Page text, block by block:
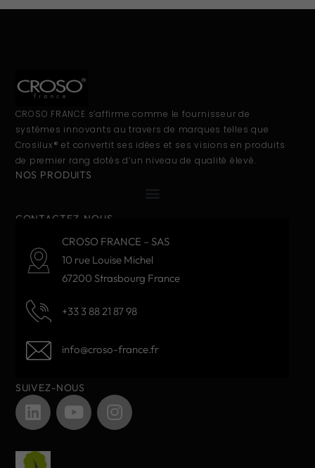
CROSO FRANCE s’affirme comme le fournisseur de
systèmes innovants au travers de marques telles que
Crosilux® et convertit ses idées et ses visions en produits
de premier rang dotés d’un niveau de qualité élevé.
NOS PRODUITS
CONTACTEZ-NOUS
CROSO FRANCE – SAS
10 rue Louise Michel
67200 Strasbourg France
+33 3 88 21 87 98
info@croso-france.fr
SUIVEZ-NOUS